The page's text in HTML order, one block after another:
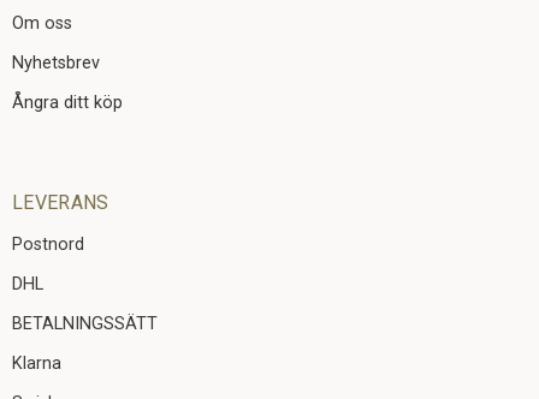
Om oss
Nyhetsbrev
Ångra ditt köp
LEVERANS
Postnord
DHL
BETALNINGSSÄTT
Klarna